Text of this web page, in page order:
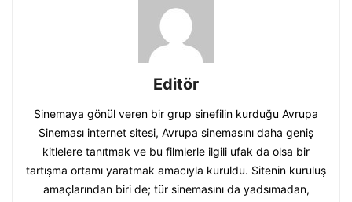
Editör
Sinemaya gönül veren bir grup sinefilin kurduğu Avrupa
Sineması internet sitesi, Avrupa sinemasını daha geniş
kitlelere tanıtmak ve bu filmlerle ilgili ufak da olsa bir
tartışma ortamı yaratmak amacıyla kuruldu. Sitenin kuruluş
amaçlarından biri de; tür sinemasını da yadsımadan,